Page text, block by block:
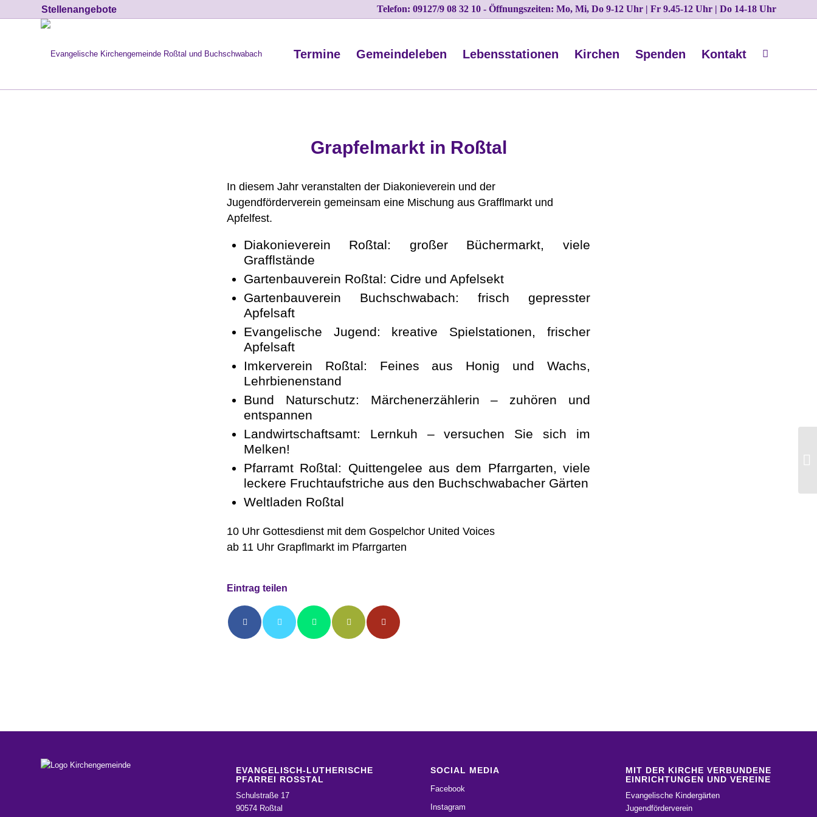
Stellenangebote Telefon: 09127/9 08 32 10 - Öffnungszeiten: Mo, Mi, Do 9-12 Uhr | Fr 9.45-12 Uhr | Do 14-18 Uhr
Termine Gemeindeleben Lebensstationen Kirchen Spenden Kontakt
Grapfelmarkt in Roßtal
In diesem Jahr veranstalten der Diakonieverein und der
Jugendförderverein gemeinsam eine Mischung aus Grafflmarkt und
Apfelfest.
Diakonieverein Roßtal: großer Büchermarkt, viele
Grafflstände
Gartenbauverein Roßtal: Cidre und Apfelsekt
Gartenbauverein Buchschwabach: frisch gepresster
Apfelsaft
Evangelische Jugend: kreative Spielstationen, frischer
Apfelsaft
Imkerverein Roßtal: Feines aus Honig und Wachs,
Lehrbienenstand
Bund Naturschutz: Märchenerzählerin – zuhören und
entspannen
Landwirtschaftsamt: Lernkuh – versuchen Sie sich im
Melken!
Pfarramt Roßtal: Quittengelee aus dem Pfarrgarten, viele
leckere Fruchtaufstriche aus den Buchschwabacher Gärten
Weltladen Roßtal
10 Uhr Gottesdienst mit dem Gospelchor United Voices
ab 11 Uhr Grapflmarkt im Pfarrgarten
Eintrag teilen
EVANGELISCH-LUTHERISCHE
PFARREI ROSSTAL
Schulstraße 17
90574 Roßtal
SOCIAL MEDIA
Facebook
Instagram
MIT DER KIRCHE VERBUNDENE
EINRICHTUNGEN UND VEREINE
Evangelische Kindergärten
Jugendförderverein